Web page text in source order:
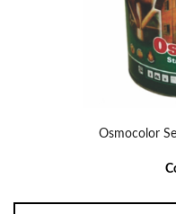
Osmocolor